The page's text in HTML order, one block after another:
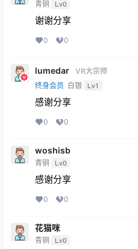
青铜 Lv0
谢谢分享
0 0
lumedar
VR大宗师
终身会员 白银 Lv1
感谢分享
0 0
woshisb
青铜 Lv0
感谢分享
0 0
花猫咪
青铜 Lv0